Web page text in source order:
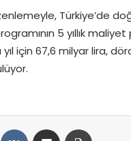
Türkiye’de
5 yıllık maliyet
için 67,6 milyar lira,
Reddit VKontakteE-Posta ile paylaş